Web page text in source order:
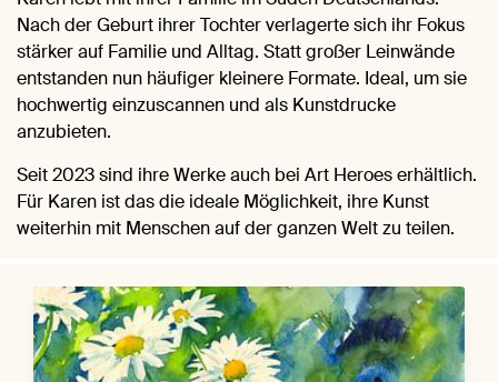
Nach der Geburt ihrer Tochter verlagerte sich ihr Fokus
stärker auf Familie und Alltag. Statt großer Leinwände
entstanden nun häufiger kleinere Formate. Ideal, um sie
hochwertig einzuscannen und als Kunstdrucke
anzubieten.
Seit 2023 sind ihre Werke auch bei Art Heroes erhältlich.
Für Karen ist das die ideale Möglichkeit, ihre Kunst
weiterhin mit Menschen auf der ganzen Welt zu teilen.